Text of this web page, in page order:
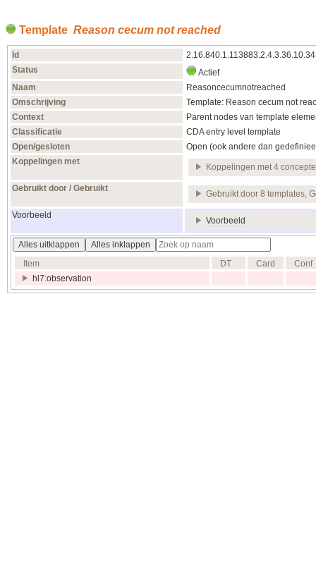
Template Reason cecum not reached
Id
Status
Actief
Naam
Reasoncecumnotreached
Omschrijving
Template: Reason cecum not
Context
Parent nodes van template
Classificatie
CDA entry level template
Open/gesloten
Open (ook andere dan
Koppelingen met
Koppelingen met 4
Gebruikt door / Gebruikt
Gebruikt door 8 templates,
Voorbeeld
Voorbeeld
Alles uitklappen
Alles inklappen
Item
DT Card
Conf
hl7:observation